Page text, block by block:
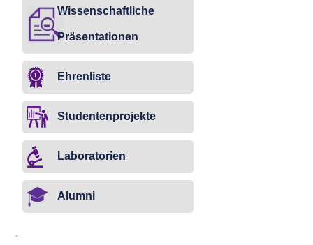
Wissenschaftliche
Präsentationen
Ehrenliste
Studentenprojekte
Laboratorien
Alumni
.